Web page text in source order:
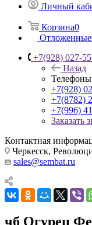
Личный
Корзина0
Отложенные
+7(928) 027-
Назад
Телефоны
+7(928)
+7(8782)
+7(996)
Заказать
Контактная
Черкесск,
sales@sembat.ru
чб Огурец